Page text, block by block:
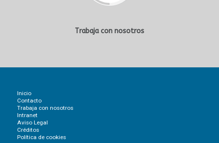
Trabaja con nosotros
Inicio
Contacto
Trabaja con nosotros
Intranet
Aviso Legal
Créditos
Política de cookies